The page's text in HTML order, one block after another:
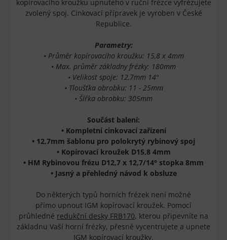
kopírovacího kroužku upnutého v ruční frézce vyfrézujete
zvolený spoj. Cinkovací přípravek je vyroben v České
Republice.
Parametry:
• Průměr kopírovacího kroužku: 15,8 x 4mm
• Max. průměr základny frézky: 180mm
• Velikost spoje: 12,7mm 14°
• Tloušťka obrobku: 11 - 25mm
• Šířka obrobku: 305mm
Součást balení:
• Kompletní cinkovací zařízení
• 12,7mm šablonu pro polokrytý rybinový spoj
• Kopírovací kroužek D15,8 4mm
• HM Rybinovou frézu D12,7 x 12,7/14° stopka 8mm
• Jasný a přehledný návod k obsluze
Do některých typů horních frézek není možné
přímo upnout IGM kopírovací kroužek. Pomocí
průhledné redukční desky FRB170, kterou připevníte na
základnu Vaší horní frézky, přesně vycentrujete a upnete
IGM kopírovací kroužky.